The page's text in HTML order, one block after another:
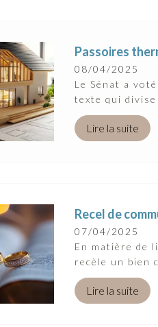
Passoires
08/04/2025
Le Sénat a
texte qui
Lire la suite
Recel de
07/04/2025
En matière de
recèle un bien
Lire la suite